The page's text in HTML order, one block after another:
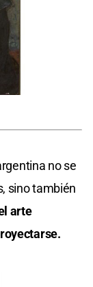
no se
sino también
arte